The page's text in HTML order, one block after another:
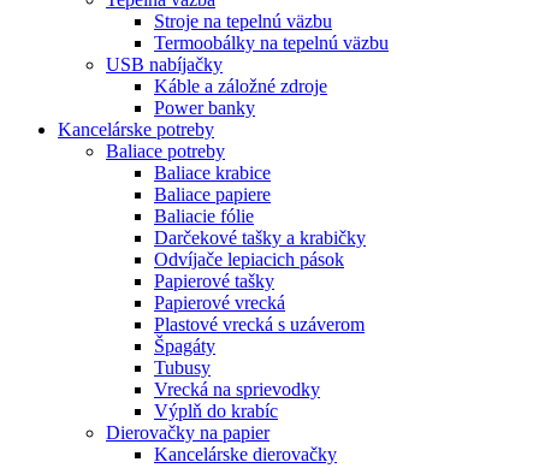
Stroje na tepelnú väzbu
Termoobálky na tepelnú väzbu
USB nabíjačky
Káble a záložné zdroje
Power banky
Kancelárske potreby
Baliace potreby
Baliace krabice
Baliace papiere
Baliacie fólie
Darčekové tašky a krabičky
Odvíjače lepiacich pások
Papierové tašky
Papierové vrecká
Plastové vrecká s uzáverom
Špagáty
Tubusy
Vrecká na sprievodky
Výplň do krabíc
Dierovačky na papier
Kancelárske dierovačky